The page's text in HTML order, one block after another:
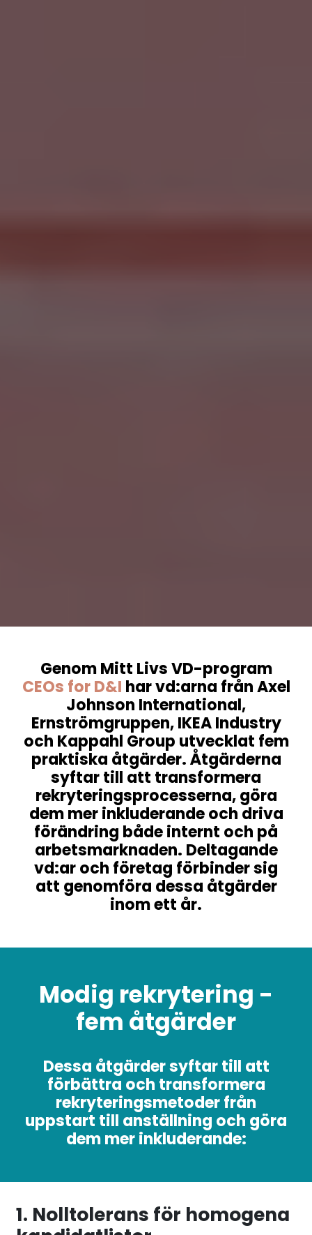
Genom Mitt Livs VD-program
CEOs for D&I har vd:arna från Axel
Johnson International,
Ernströmgruppen, IKEA Industry
och Kappahl Group utvecklat fem
praktiska åtgärder. Åtgärderna
syftar till att transformera
rekryteringsprocesserna, göra
dem mer inkluderande och driva
förändring både internt och på
arbetsmarknaden. Deltagande
vd:ar och företag förbinder sig
att genomföra dessa åtgärder
inom ett år.
Modig rekrytering -
fem åtgärder
Dessa åtgärder syftar till att
förbättra och transformera
rekryteringsmetoder från
uppstart till anställning och göra
dem mer inkluderande:
1. Nolltolerans för homogena